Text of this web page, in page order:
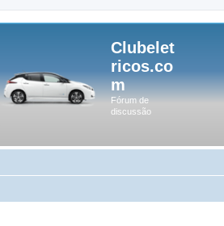
Clubelet
ricos.co
m
Fórum de
discussão